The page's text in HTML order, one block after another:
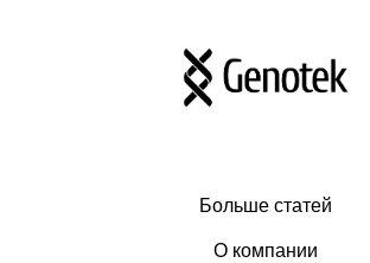
Больше статей
О компании